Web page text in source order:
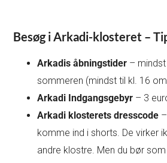
Besøg i Arkadi-klosteret –
Arkadis åbningstider –
sommeren (mindst til kl. 16
Arkadi Indgangsgebyr – 3
Arkadi klosterets dresscode
komme ind i shorts. De virker
andre klostre. Men du bør